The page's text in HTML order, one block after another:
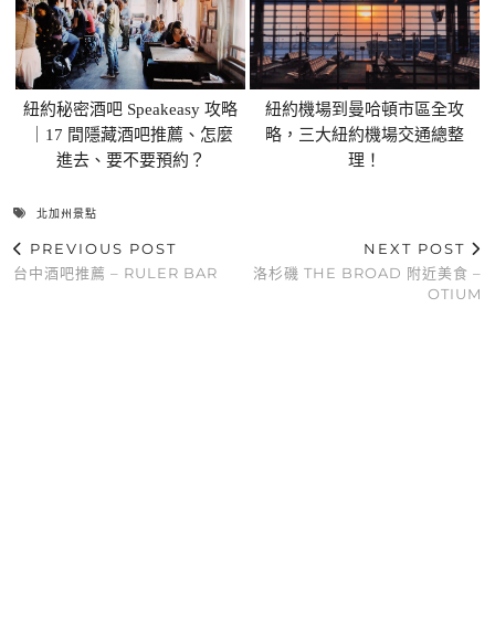
紐約秘密酒吧 Speakeasy 攻略
｜17 間隱藏酒吧推薦、怎麼
進去、要不要預約？
紐約機場到曼哈頓市區全攻
略，三大紐約機場交通總整
理！
北加州景點
PREVIOUS POST
台中酒吧推薦 – RULER BAR
NEXT POST
洛杉磯 THE BROAD 附近美食 –
OTIUM